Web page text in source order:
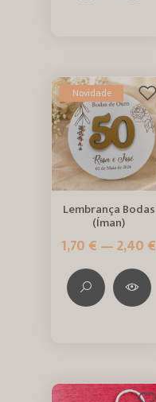
Novidade
Lembrança Bodas
(Íman)
1,70 € — 2,40 €